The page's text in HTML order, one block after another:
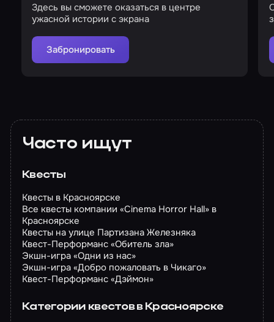
Здесь вы сможете оказаться в центре
ужасной истории с экрана
Забронировать
Часто ищут
Квесты
Квесты в Красноярске
Все квесты компании «Cinema Horror Hall» в
Красноярске
Квесты на улице Партизана Железняка
Квест-Перформанс «Обитель зла»
Экшн-игра «Одни из нас»
Экшн-игра «Добро пожаловать в Чикаго»
Квест-Перформанс «Дэймон»
Категории квестов в Красноярске